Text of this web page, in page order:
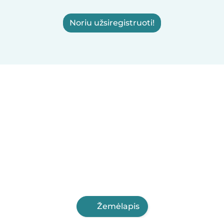
Noriu užsiregistruoti!
Žemėlapis